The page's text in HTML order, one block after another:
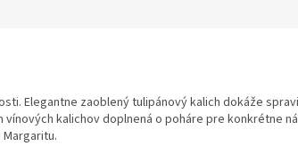
Elegantne zaoblený tulipánový kalich dokáže
kalichov doplnená o poháre pre konkrétne